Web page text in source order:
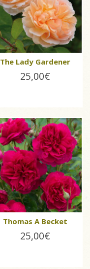
The Lady Gardener
25,00€
Thomas A Becket
25,00€